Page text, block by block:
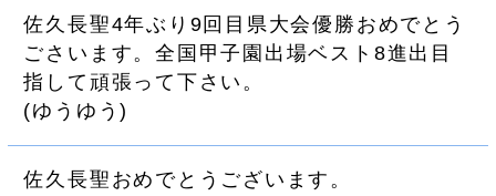
佐久長聖4年ぶり9回目県大会優勝おめでとう
ごさいます。全国甲子園出場ベスト8進出目
指して頑張って下さい。
(ゆうゆう)
佐久長聖おめでとうございます。